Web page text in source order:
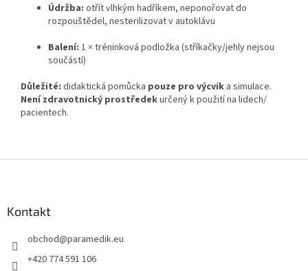
Údržba: otřít vlhkým hadříkem, neponořovat do
rozpouštědel, nesterilizovat v autoklávu
Balení: 1 × tréninková podložka (stříkačky/jehly nejsou
součástí)
Důležité: didaktická pomůcka pouze pro výcvik a simulace.
Není zdravotnický prostředekurčený k použití na lidech/
pacientech.
Kontakt
obchod@paramedik.eu
+420 774 591 106